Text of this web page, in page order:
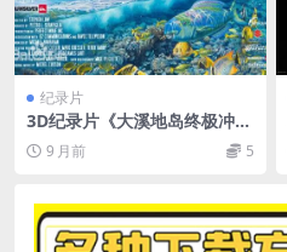
纪录片
3D纪录片《大溪地岛终极冲
浪》左右格式3D影视户外极限
运动纪录片
9 月前 5